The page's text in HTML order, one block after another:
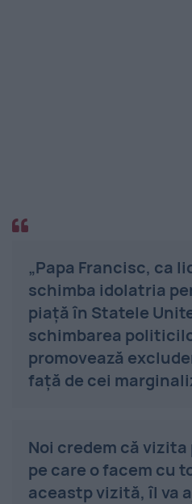
„Papa Francisc, ca
schimba idolatria
piață în Statele
schimbarea
promovează
față de cei
Noi credem că
pe care o facem cu
aceastp vizită, îl va